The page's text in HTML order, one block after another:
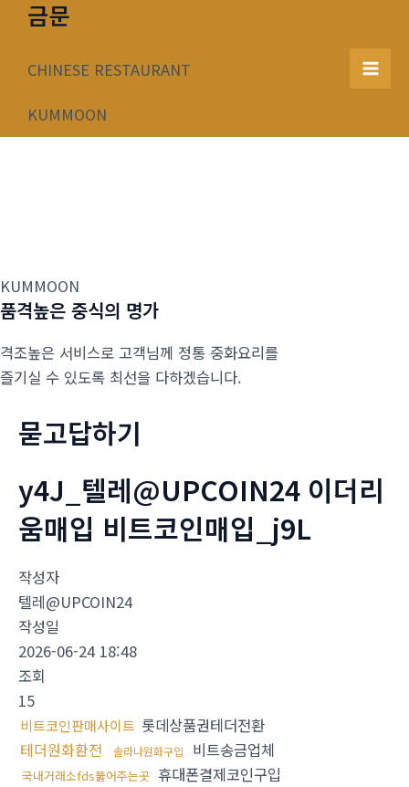
너
금문
CHINESE RESTAURANT
KUMMOON
Main
KUMMOON
품격높은 중식의 명가
격조높은 서비스로 고객님께 정통 중화요리를
즐기실 수 있도록 최선을 다하겠습니다.
묻고답하기
y4J_텔레@UPCOIN24 이더리
움매입 비트코인매입_j9L
작성자
텔레@UPCOIN24
작성일
2026-06-24 18:48
조회
15
비트코인판매사이트 롯데상품권테더전환
테더원화환전
솔라나원화구입 비트송금업체
국내거래소fds뚫어주는곳 휴대폰결제코인구입